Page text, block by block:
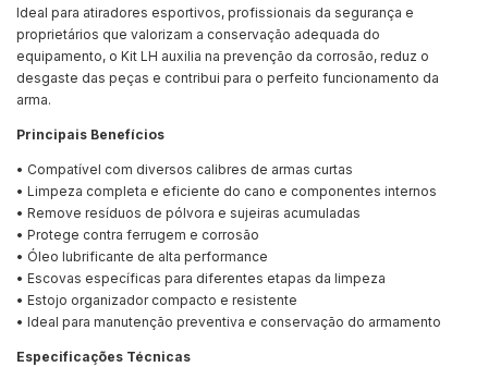
Ideal para atiradores esportivos, profissionais da segurança e
proprietários que valorizam a conservação adequada do
equipamento, o Kit LH auxilia na prevenção da corrosão, reduz o
desgaste das peças e contribui para o perfeito funcionamento da
arma.
Principais Benefícios
• Compatível com diversos calibres de armas curtas
• Limpeza completa e eficiente do cano e componentes internos
• Remove resíduos de pólvora e sujeiras acumuladas
• Protege contra ferrugem e corrosão
• Óleo lubrificante de alta performance
• Escovas específicas para diferentes etapas da limpeza
• Estojo organizador compacto e resistente
• Ideal para manutenção preventiva e conservação do armamento
Especificações Técnicas